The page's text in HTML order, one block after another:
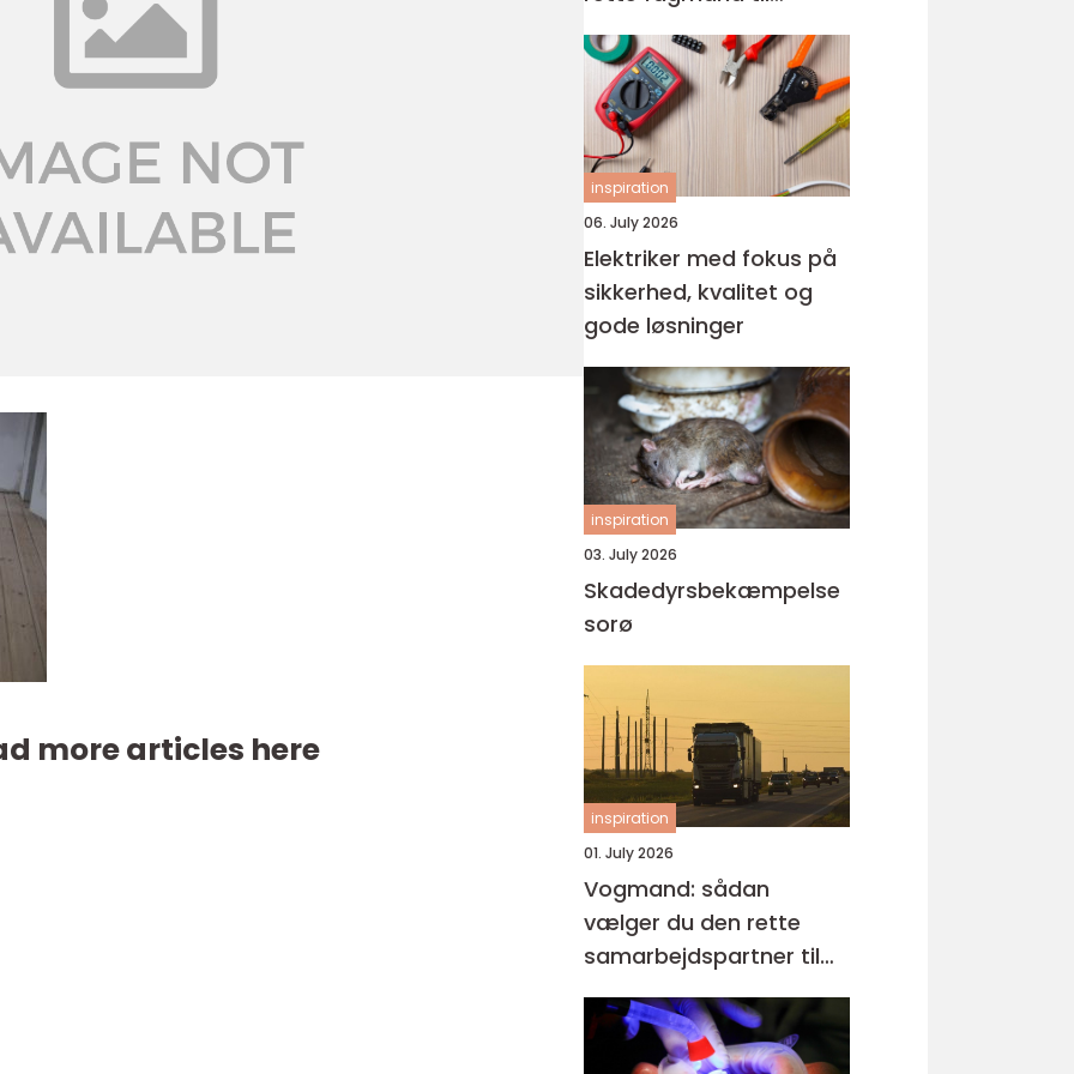
more articles here
glasarbejde
inspiration
06. July 2026
Elektriker med fokus på
sikkerhed, kvalitet og
gode løsninger
inspiration
03. July 2026
Skadedyrsbekæmpelse
sorø
inspiration
01. July 2026
Vogmand: sådan
vælger du den rette
samarbejdspartner til
tunge opgaver